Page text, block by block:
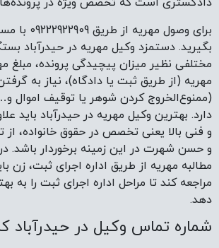
برای وصول
بگیرید. دستمزد وکیل مهریه در حیدرآباد
مختلفی نظیر میزان پیچیدگی پرونده، مبلغ
مهریه (از طریق ثبت یا دادگاه)، نیاز به
(ممنوع‌الخروج کردن شوهر یا توقیف اموال
دارد. بهترین وکیل مهریه در حیدرآباد باید
و فنی بالا یعنی تخصص در حقوق خانواده، از
و حسن شهرت در این زمینه برخوردار باشد.
مطالبه مهریه از طریق اداره اجرای ثبت، زن
مراجعه کند تا مراحل اداره اجرای ثبت را به
دهد.
شماره تماس وکیل در حیدرآباد